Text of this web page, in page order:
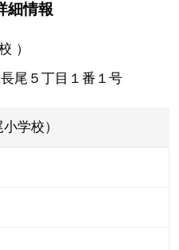
細情報
）
尾５丁目１番１号
学校）